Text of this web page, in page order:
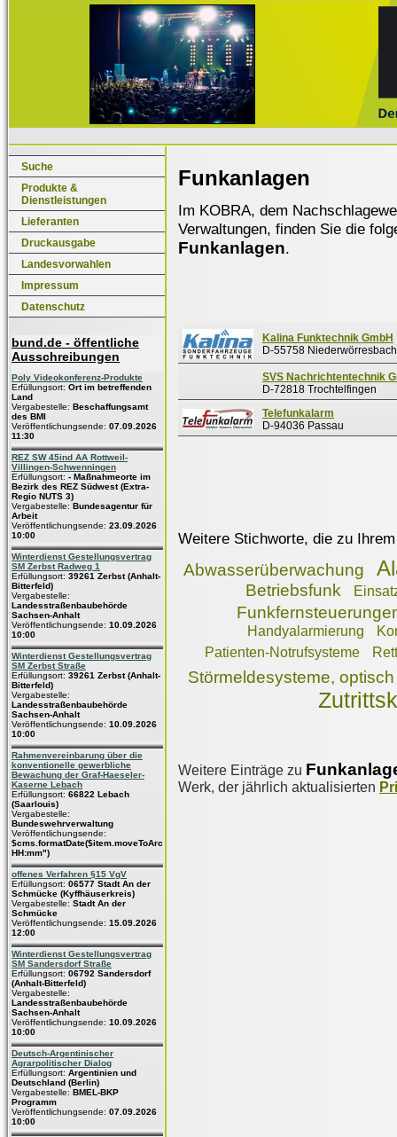
Suche
Produkte &
Dienstleistungen
Lieferanten
Druckausgabe
Landesvorwahlen
Impressum
Datenschutz
bund.de - öffentliche
Ausschreibungen
Poly Videokonferenz-Produkte
Erfüllungsort: Ort im betreffenden
Land
Vergabestelle: Beschaffungsamt
des BMI
Veröffentlichungsende: 07.09.2026
11:30
REZ SW 45ind AA Rottweil-
Villingen-Schwenningen
Erfüllungsort: - Maßnahmeorte im
Bezirk des REZ Südwest (Extra-
Regio NUTS 3)
Vergabestelle: Bundesagentur für
Arbeit
Veröffentlichungsende: 23.09.2026
10:00
Winterdienst Gestellungsvertrag
SM Zerbst Radweg 1
Erfüllungsort: 39261 Zerbst (Anhalt-
Bitterfeld)
Vergabestelle:
Landesstraßenbaubehörde
Sachsen-Anhalt
Veröffentlichungsende: 10.09.2026
10:00
Winterdienst Gestellungsvertrag
SM Zerbst Straße
Erfüllungsort: 39261 Zerbst (Anhalt-
Bitterfeld)
Vergabestelle:
Landesstraßenbaubehörde
Sachsen-Anhalt
Veröffentlichungsende: 10.09.2026
10:00
Rahmenvereinbarung über die
konventionelle gewerbliche
Bewachung der Graf-Haeseler-
Kaserne Lebach
Erfüllungsort: 66822 Lebach
(Saarlouis)
Vergabestelle:
Bundeswehrverwaltung
Veröffentlichungsende:
$cms.formatDate($item.moveToArchive,"dd.MM.yyyy
HH:mm")
offenes Verfahren §15 VgV
Erfüllungsort: 06577 Stadt An der
Schmücke (Kyffhäuserkreis)
Vergabestelle: Stadt An der
Schmücke
Veröffentlichungsende: 15.09.2026
12:00
Winterdienst Gestellungsvertrag
SM Sandersdorf Straße
Erfüllungsort: 06792 Sandersdorf
(Anhalt-Bitterfeld)
Vergabestelle:
Landesstraßenbaubehörde
Sachsen-Anhalt
Veröffentlichungsende: 10.09.2026
10:00
Deutsch-Argentinischer
Agrarpolitischer Dialog
Erfüllungsort: Argentinien und
Deutschland (Berlin)
Vergabestelle: BMEL-BKP
Programm
Veröffentlichungsende: 07.09.2026
10:00
Funkanlagen
Im KOBRA, dem
Verwaltungen, finden Sie die
Funkanlagen.
Kalina Funktechnik GmbH
D-55758 Niederwörresbach
SVS Nachrichtentechnik
D-72818 Trochtelfingen
Telefunkalarm
D-94036 Passau
Weitere Stichworte, die zu
Abwasserüberwachung
Betriebsfunk
Handyalarmierung
Patienten-Notrufsysteme
Störmeldesysteme,
Weitere Einträge zu
Werk, der jährlich aktualisierten